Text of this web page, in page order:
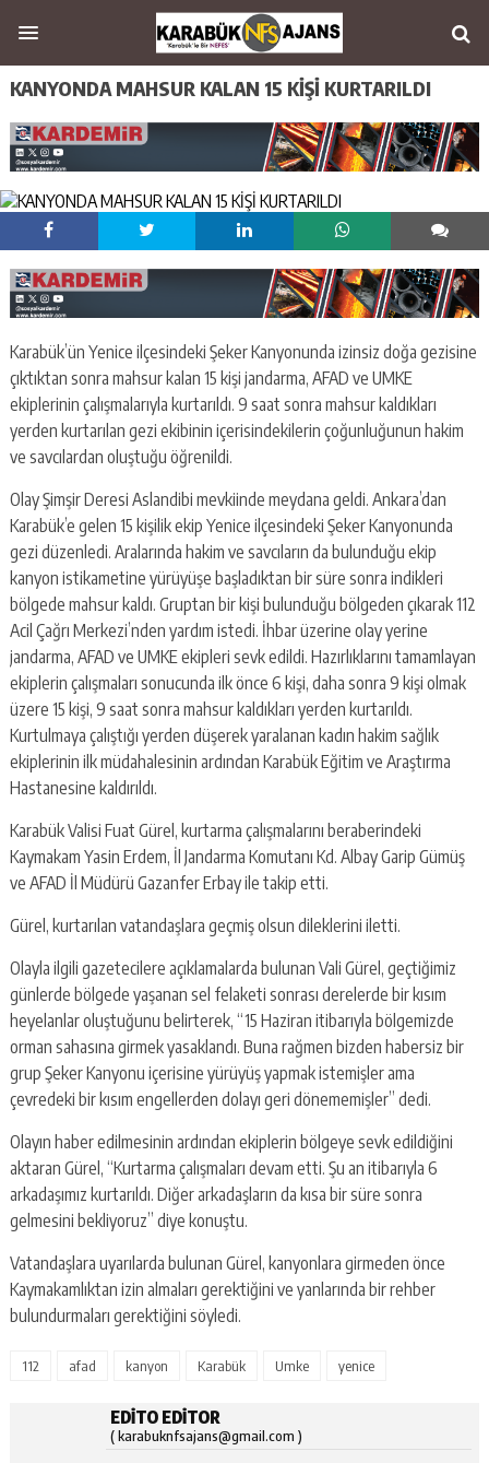
KANYONDA MAHSUR KALAN 15 KİŞİ KURTARILDI
Karabük’ün Yenice ilçesindeki Şeker Kanyonunda izinsiz doğa gezisine
çıktıktan sonra mahsur kalan 15 kişi jandarma, AFAD ve UMKE
ekiplerinin çalışmalarıyla kurtarıldı. 9 saat sonra mahsur kaldıkları
yerden kurtarılan gezi ekibinin içerisindekilerin çoğunluğunun hakim
ve savcılardan oluştuğu öğrenildi.
Olay Şimşir Deresi Aslandibi mevkiinde meydana geldi. Ankara’dan
Karabük’e gelen 15 kişilik ekip Yenice ilçesindeki Şeker Kanyonunda
gezi düzenledi. Aralarında hakim ve savcıların da bulunduğu ekip
kanyon istikametine yürüyüşe başladıktan bir süre sonra indikleri
bölgede mahsur kaldı. Gruptan bir kişi bulunduğu bölgeden çıkarak 112
Acil Çağrı Merkezi’nden yardım istedi. İhbar üzerine olay yerine
jandarma, AFAD ve UMKE ekipleri sevk edildi. Hazırlıklarını tamamlayan
ekiplerin çalışmaları sonucunda ilk önce 6 kişi, daha sonra 9 kişi olmak
üzere 15 kişi, 9 saat sonra mahsur kaldıkları yerden kurtarıldı.
Kurtulmaya çalıştığı yerden düşerek yaralanan kadın hakim sağlık
ekiplerinin ilk müdahalesinin ardından Karabük Eğitim ve Araştırma
Hastanesine kaldırıldı.
Karabük Valisi Fuat Gürel, kurtarma çalışmalarını beraberindeki
Kaymakam Yasin Erdem, İl Jandarma Komutanı Kd. Albay Garip Gümüş
ve AFAD İl Müdürü Gazanfer Erbay ile takip etti.
Gürel, kurtarılan vatandaşlara geçmiş olsun dileklerini iletti.
Olayla ilgili gazetecilere açıklamalarda bulunan Vali Gürel, geçtiğimiz
günlerde bölgede yaşanan sel felaketi sonrası derelerde bir kısım
heyelanlar oluştuğunu belirterek, “15 Haziran itibarıyla bölgemizde
orman sahasına girmek yasaklandı. Buna rağmen bizden habersiz bir
grup Şeker Kanyonu içerisine yürüyüş yapmak istemişler ama
çevredeki bir kısım engellerden dolayı geri dönememişler” dedi.
Olayın haber edilmesinin ardından ekiplerin bölgeye sevk edildiğini
aktaran Gürel, “Kurtarma çalışmaları devam etti. Şu an itibarıyla 6
arkadaşımız kurtarıldı. Diğer arkadaşların da kısa bir süre sonra
gelmesini bekliyoruz” diye konuştu.
Vatandaşlara uyarılarda bulunan Gürel, kanyonlara girmeden önce
Kaymakamlıktan izin almaları gerektiğini ve yanlarında bir rehber
bulundurmaları gerektiğini söyledi.
112 afad kanyon Karabük Umke yenice
EDITO EDITOR
( karabuknfsajans@gmail.com )